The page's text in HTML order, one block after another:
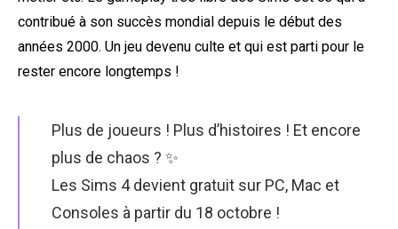
contribué à son succès mondial depuis le début des
années 2000. Un jeu devenu culte et qui est parti pour le
rester encore longtemps !
Plus de joueurs ! Plus d’histoires ! Et encore
plus de chaos ? ✨
Les Sims 4 devient gratuit sur PC, Mac et
Consoles à partir du 18 octobre !